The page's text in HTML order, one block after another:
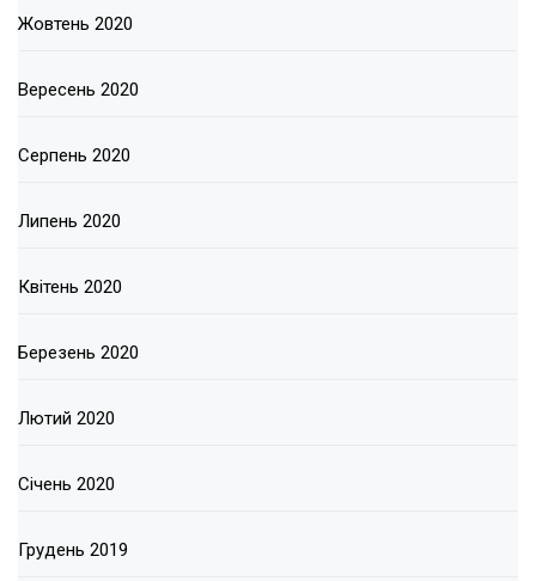
Жовтень 2020
Вересень 2020
Серпень 2020
Липень 2020
Квітень 2020
Березень 2020
Лютий 2020
Січень 2020
Грудень 2019